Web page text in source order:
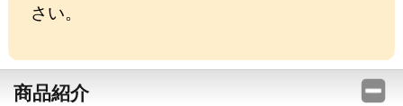
さい。
商品紹介